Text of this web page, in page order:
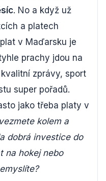
. No a když už
a platech
v Maďarsku je
prachy jdou na
zprávy, sport
super pořadů.
jako třeba platy v
kolem a
dobrá investice do
na hokej nebo